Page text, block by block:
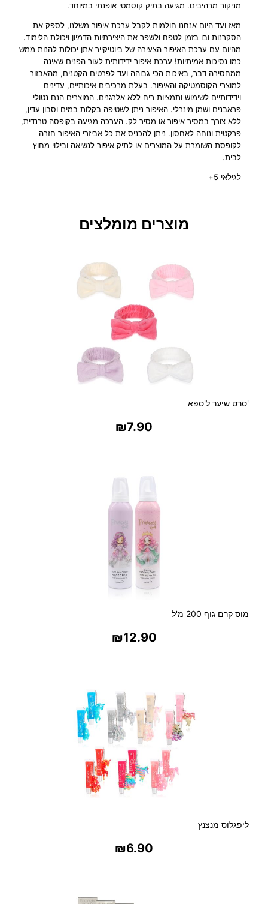
א
י
פ
ו
ר
צ
י
פ
ו
ל
י
כ
ו
מניקור מרהיבים. מגיעה בתיק קוסמטי אופנתי במיוחד.
מאז ועד היום אנחנו חולמות לקבל ערכת איפור משלנו, לספק את
הסקרנות ובו בזמן לטפח ולשפר את היצירתיות הדמיון ויכולת הלימוד.
מהיום עם ערכת האיפור הצעירה של ביוטיקייר אתן יכולות להנות ממש
כמו נסיכות אמיתיות! ערכת איפור ידידותית לעור הפנים שאינה
ממחסירה דבר, באיכות הכי גבוהה ועד לפרטים הקטנים, מהאבזור
למוצרי הקוסמטיקה והאיפור. בעלת מרכיבים איכותיים, עדינים
וידידותיים לשימוש ותמציות ריח ללא אלרגנים. המוצרים הנם נטולי
פראבנים ושמן מינרלי. האיפור ניתן לשטיפה בקלות במים וסבון עדין,
ללא צורך במסיר איפור או מסיר לק. הערכה מגיעה בקופסה טרנדית,
פרקטית ונוחה לאחסון. ניתן להכניס את כל אביזרי האיפור חזרה
לקופסת השומרת על המוצרים או לתיק איפור לנשיאה ובילוי מחוץ
לבית.
לגילאי 5+
מוצרים מומלצים
'סרט שיער ל'ספא
₪7.90
מוס קרם גוף 200 מ'ל
₪12.90
ליפגלוס מנצנץ
₪6.90